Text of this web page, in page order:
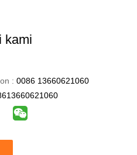
kami
: 0086 13660621060